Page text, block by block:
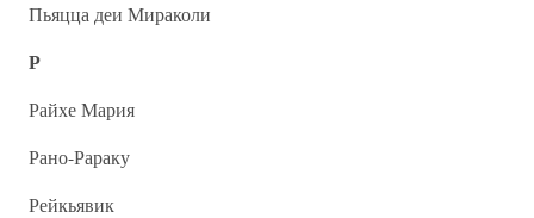
Пьяцца деи Мираколи
Р
Райхе Мария
Рано-Рараку
Рейкьявик